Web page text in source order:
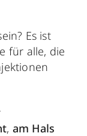
Es ist
für alle, die
, am Hals